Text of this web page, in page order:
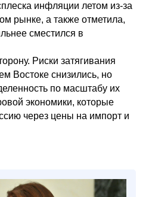
инфляции летом из-за
рынке, а также отметила,
сместился в
Риски затягивания
Востоке снизились, но
по масштабу их
экономики, которые
через цены на импорт и